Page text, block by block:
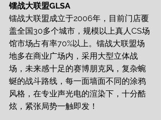
镭战大联盟GLSA
镭战大联盟成立于2006年，目前门店覆
盖全国30多个城市，规模以上真人CS场
馆市场占有率70%以上。镭战大联盟场
地多在商业广场内，采用大型立体战
场，未来感十足的赛博朋克风，复杂蜿
蜒的战斗路线，每一面墙面不同的涂鸦
风格，在专业声光电的渲染下，十分酷
炫，紧张局势一触即发！